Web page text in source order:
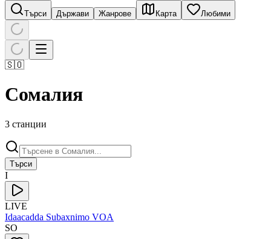
Търси Държави Жанрове Карта Любими
🇸🇴
Сомалия
3 станции
Търси
I
LIVE
Idaacadda Subaxnimo VOA
SO